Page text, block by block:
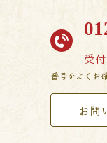
受
番号をよくお
お問